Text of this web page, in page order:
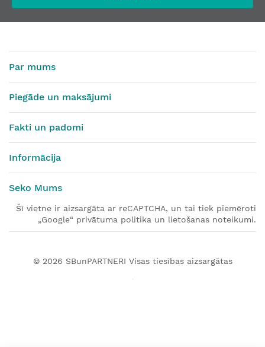
Par mums
Piegāde un maksājumi
Fakti un padomi
Informācija
Seko Mums
Šī vietne ir aizsargāta ar reCAPTCHA, un tai tiek piemēroti
„Google“ privātuma politika un lietošanas noteikumi.
© 2026 SBunPARTNERI Visas tiesības aizsargātas